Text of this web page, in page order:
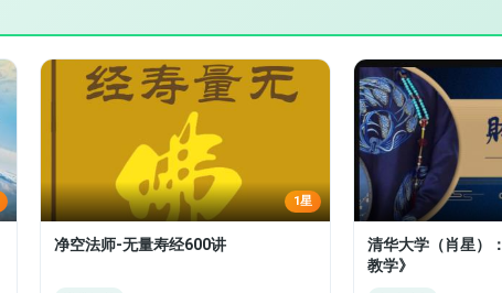
1星
净空法师-无量寿经600讲
清华大学（肖星）
教学》